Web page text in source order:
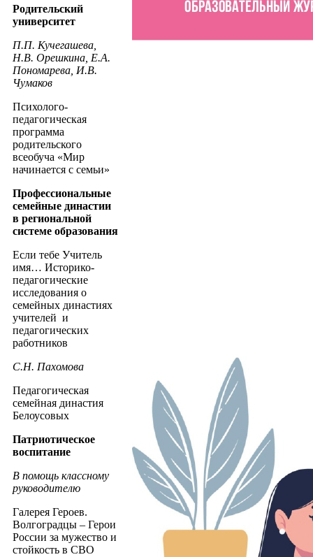
Родительский
университет
П.П. Кучегашева,
Н.В. Орешкина, Е.А.
Пономарева, И.В.
Чумаков
Психолого-
педагогическая
программа
родительского
всеобуча «Мир
начинается с семьи»
Профессиональные
семейные династии
в региональной
системе образования
Если тебе Учитель
имя… Историко-
педагогические
исследования о
семейных династиях
учителей и
педагогических
работников
С.Н. Пахомова
Педагогическая
семейная династия
Белоусовых
Патриотическое
воспитание
В помощь классному
руководителю
Галерея Героев.
Волгоградцы – Герои
России за мужество и
стойкость в СВО